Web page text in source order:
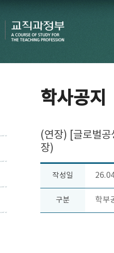
학사공지
(연장) [글로벌
장)
작성일
구분 학부